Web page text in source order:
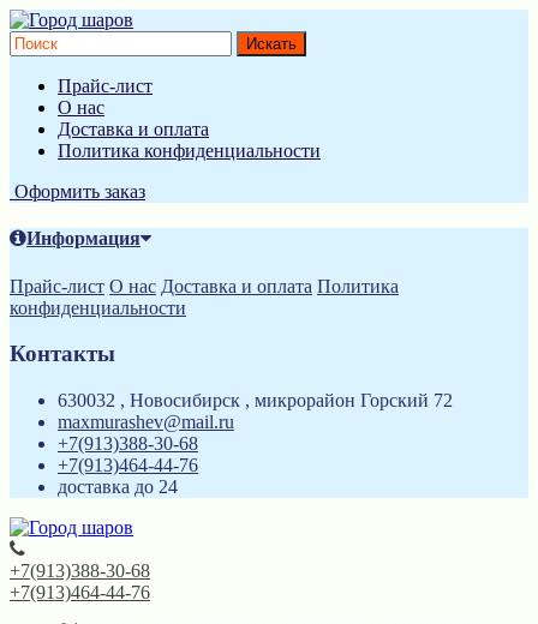
Прайс-лист
О нас
Доставка и оплата
Политика конфиденциальности
Оформить заказ
Информация
Прайс-лист О нас Доставка и оплата Политика
конфиденциальности
Контакты
630032 , Новосибирск , микрорайон Горский 72
maxmurashev@mail.ru
+7(913)388-30-68
+7(913)464-44-76
доставка до 24
+7(913)388-30-68
+7(913)464-44-76